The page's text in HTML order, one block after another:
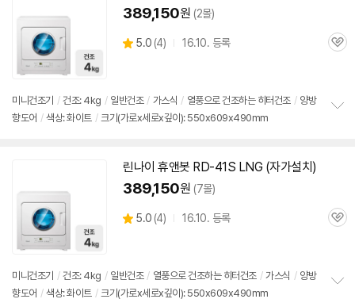
389,150원 (2몰)
별
5.0 (상
뷰
4) 16.10. 등록
관
미니건조기 / 건조: 4kg / 일반건조 / 가스식 / 열풍으로 건조하는 히터건조 / 양방
향도어 / 색상: 화이트 / 크기(가로x세로x깊이): 550x609x490mm
린나이 휴앤봇 RD-41S LNG (자가설치)
389,150원 (7몰)
별
5.0 (상
뷰
4) 16.10. 등록
관
미니건조기 / 건조: 4kg / 일반건조 / 열풍으로 건조하는 히터건조 / 가스식 / 양방
향도어 / 색상: 화이트 / 크기(가로x세로x깊이): 550x609x490mm